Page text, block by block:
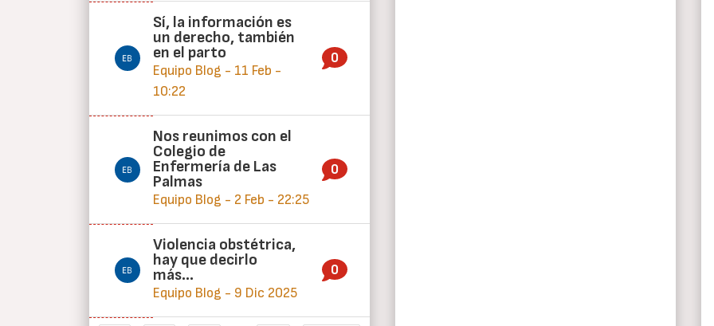
Sí, la información es
un derecho, también
en el parto
Equipo Blog - 11 Feb -
10:22
0
Nos reunimos con el
Colegio de
Enfermería de Las
Palmas
Equipo Blog - 2 Feb - 22:25
0
Violencia obstétrica,
hay que decirlo
más…
Equipo Blog - 9 Dic 2025
0